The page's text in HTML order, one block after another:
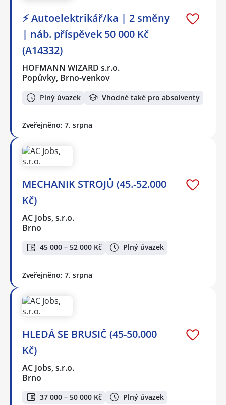
⚡ Autoelektrikář/ka | 2 směny
| náb. příspěvek 50 000 Kč
(A14332)
HOFMANN WIZARD s.r.o.
Popůvky, Brno-venkov
Plný úvazek Vhodné také pro absolventy
Zveřejněno: 7. srpna
MECHANIK STROJŮ (45.-52.000
Kč)
AC Jobs, s.r.o.
Brno
45 000 – 52 000 Kč Plný úvazek
Zveřejněno: 7. srpna
HLEDÁ SE BRUSIČ (45-50.000
Kč)
AC Jobs, s.r.o.
Brno
37 000 – 50 000 Kč Plný úvazek